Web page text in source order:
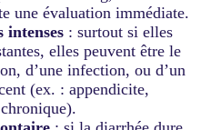
une évaluation immédiate.
intenses : surtout si elles
elles peuvent être le
d’une infection, ou d’un
(ex. : appendicite,